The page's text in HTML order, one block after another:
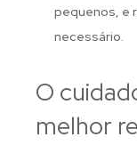
pequenos, e
necessário.
O
melhor